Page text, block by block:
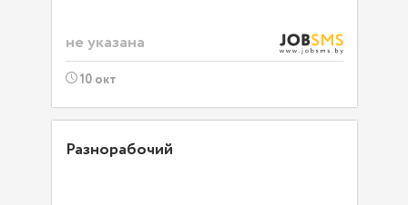
не указана
10 окт
Разнорабочий